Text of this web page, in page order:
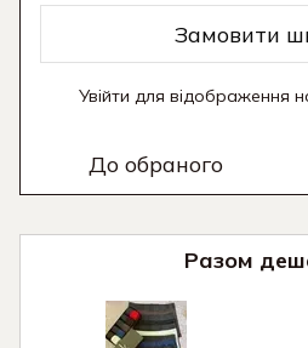
Замовити
Увійти для відображення
До обраного
Разом